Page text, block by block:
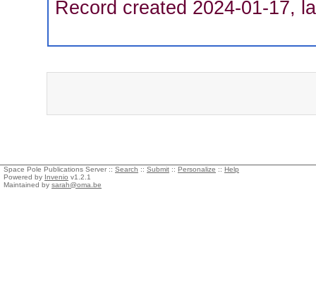
Record created 2024-01-17,
Space Pole Publications Server :: Search :: Submit :: Personalize :: Help
Powered by Invenio v1.2.1
Maintained by sarah@oma.be